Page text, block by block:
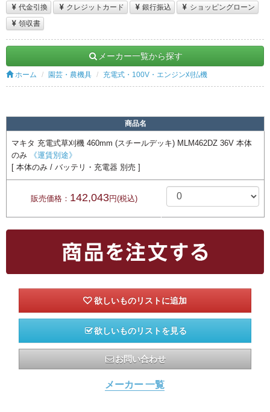
代金引換
クレジットカード 銀行振込
ショッピングローン
領収書
メーカー一覧から探す
ホーム 園芸・農機具 充電式・100V・エンジン刈払機
商品名
マキタ 充電式草刈機 460mm (スチールデッキ) MLM462DZ 36V 本体
のみ
《運賃別途》
[ 本体のみ / バッテリ・充電器 別売 ]
販売価格： 142,043円(税込)
欲しいものリストを見る
お問い合わせ
メーカー 一覧